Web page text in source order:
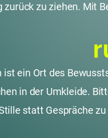
zurück zu ziehen. Mit
ist ein Ort des
in der Umkleide.
statt Gespräche